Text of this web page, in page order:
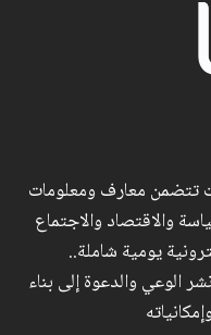
تتضمن معارف ومعلومات
والاقتصاد والاجتماع
يومية شاملة..
الوعي والدعوة إلى بناء